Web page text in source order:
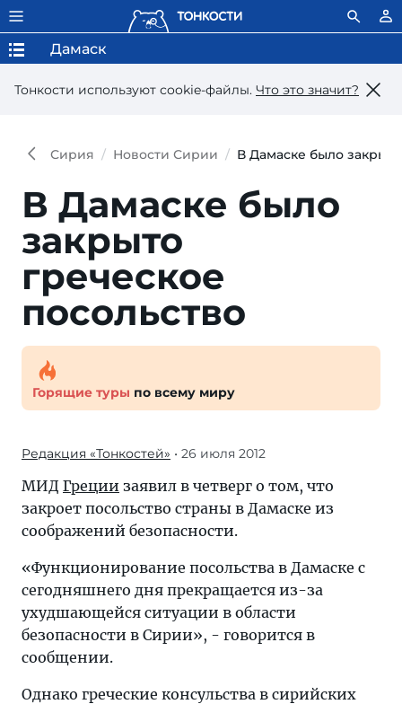
Тонкости используют сookie-файлы. Что это значит?
Дамаск
Сирия Новости Сирии В Дамаске было
В Дамаске было
закрыто
греческое
посольство
Горящие туры по всему миру
Редакция «Тонкостей» • 26 июля 2012
МИД Греции заявил в четверг о том, что
закроет посольство страны в Дамаске из
соображений безопасности.
«Функционирование посольства в Дамаске с
сегодняшнего дня прекращается из-за
ухудшающейся ситуации в области
безопасности в Сирии», - говорится в
сообщении.
Однако греческие консульства в сирийских